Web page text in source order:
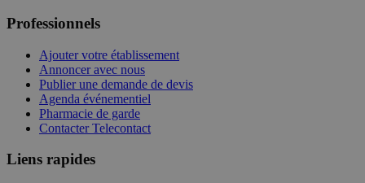
Professionnels
Ajouter votre établissement
Annoncer avec nous
Publier une demande de devis
Agenda événementiel
Pharmacie de garde
Contacter Telecontact
Liens rapides